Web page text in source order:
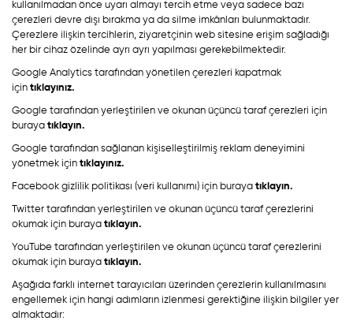
kullanılmadan önce uyarı almayı tercih etme veya sadece bazı
çerezleri devre dışı bırakma ya da silme imkânları bulunmaktadır.
Çerezlere ilişkin tercihlerin, ziyaretçinin web sitesine erişim sağladığı
her bir cihaz özelinde ayrı ayrı yapılması gerekebilmektedir.
Google Analytics tarafından yönetilen çerezleri kapatmak
için tıklayınız.
Google tarafından yerleştirilen ve okunan üçüncü taraf çerezleri için
buraya tıklayın.
Google tarafından sağlanan kişiselleştirilmiş reklam deneyimini
yönetmek için tıklayınız.
Facebook gizlilik politikası (veri kullanımı) için buraya tıklayın.
Twitter tarafından yerleştirilen ve okunan üçüncü taraf çerezlerini
okumak için buraya tıklayın.
YouTube tarafından yerleştirilen ve okunan üçüncü taraf çerezlerini
okumak için buraya tıklayın.
Aşağıda farklı internet tarayıcıları üzerinden çerezlerin kullanılmasını
engellemek için hangi adımların izlenmesi gerektiğine ilişkin bilgiler yer
almaktadır: